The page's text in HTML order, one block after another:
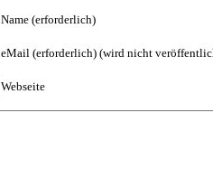
Name (erforderlich)
eMail (erforderlich) (wird nicht
Webseite